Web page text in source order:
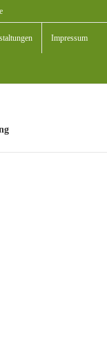
Impressum